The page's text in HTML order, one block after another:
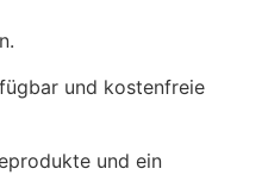
und kostenfreie
und ein